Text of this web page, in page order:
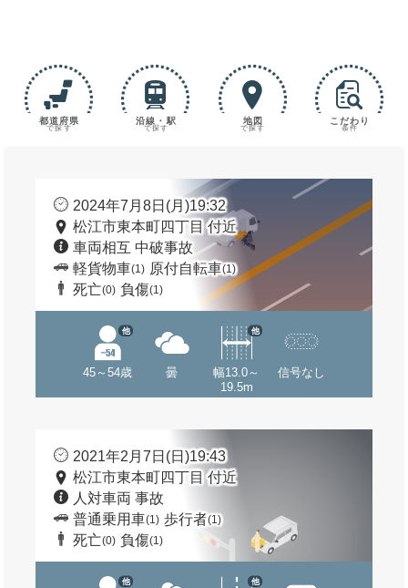
都道府県
で探す
沿線・駅
で探す
地図
で探す
こだわり
条件
2024年7月8日(月)19:32
松江市東本町四丁目 付近
車両相互 中破事故
軽貨物車(1) 原付自転車(1)
死亡(0) 負傷(1)
45～54歳
他
曇
幅13.0～
19.5m
他
信号なし
2021年2月7日(日)19:43
松江市東本町四丁目 付近
人対車両 事故
普通乗用車(1) 歩行者(1)
死亡(0) 負傷(1)
他 他